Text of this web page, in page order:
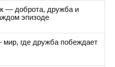
— доброта, дружба и
эпизоде
где дружба побеждает